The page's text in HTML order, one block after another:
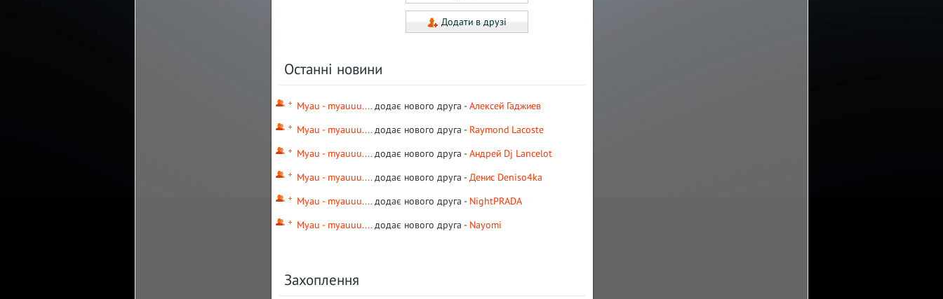
Додати в друзі
Останні новини
Myau - myauuu....додає нового друга -Алексей Гаджиев
Myau - myauuu....додає нового друга - Raymond Lacoste
Myau - myauuu....додає нового друга -Андрей Dj Lancelot
Myau - myauuu....додає нового друга -Денис Deniso4ka
Myau - myauuu....додає нового друга - NightPRADA
Myau - myauuu....додає нового друга - Nayomi
Захоплення